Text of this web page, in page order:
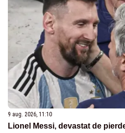
9 aug. 2026, 11:10
Lionel Messi, devastat de